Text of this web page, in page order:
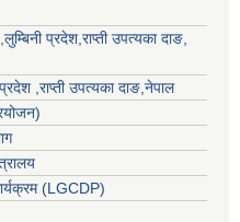
लुम्बिनी प्रदेश,राप्ती उपत्यका दाङ,
,राप्ती उपत्यका दाङ,नेपाल
(LGCDP)